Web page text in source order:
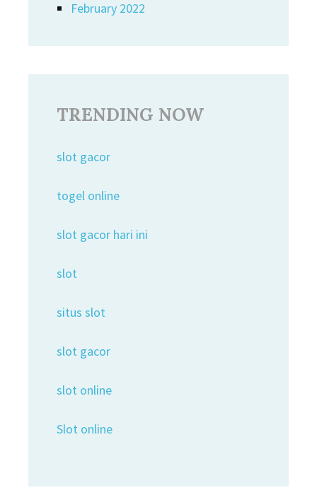
February 2022
TRENDING NOW
slot gacor
togel online
slot gacor hari ini
slot
situs slot
slot gacor
slot online
Slot online